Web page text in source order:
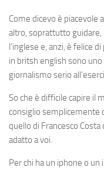
Come dicevo è piacevole
altro, soprattutto guidare,
l’inglese e, anzi, è felice
in britsh english sono
giornalismo serio
So che è difficile capire il
consiglio semplicemente
quello di Francesco
adatto a voi.
Per chi ha un iphone o